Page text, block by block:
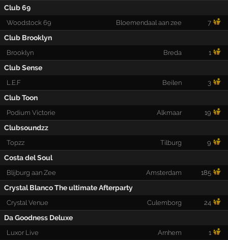
Club 69
Woodstock 69 Bloemendaal aan zee 7
Club Brooklyn
Brooklyn Breda 1
Club Sense
L.E.F Beilen 3
Club Toon
Podium Victorie Alkmaar 19
Clubsoundzz
Topzz Tilburg 9
Costa del Soul
Blijburg aan Zee Amsterdam 185
Crystal Blanco The ultimate Afterparty
Crystal Venue Culemborg 24
Da Goodness Deluxe
Luxor Live Arnhem 1